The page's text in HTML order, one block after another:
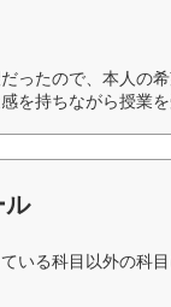
ったので、本人の
を持ちながら授業
ル
いる科目以外の科